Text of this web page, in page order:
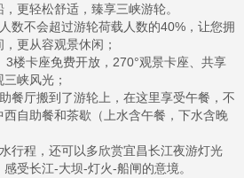
更轻松舒适，臻享三峡游轮。
数不会超过游轮荷载人数的40%，让您拥
更从容观景休闲；
3楼卡座免费开放，270°观景卡座、共享
峡风光；
餐厅搬到了游轮上，在这里享受午餐，不
自助餐和茶歇（上水含午餐，下水含晚
行程，还可以多欣赏宜昌长江夜游灯光
受长江-大坝-灯火-船闸的意境。